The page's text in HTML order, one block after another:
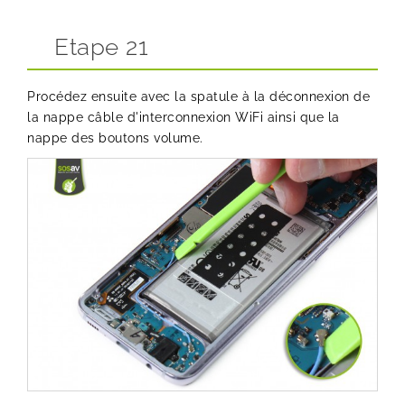
Etape 21
Procédez ensuite avec la spatule à la déconnexion de
la nappe câble d'interconnexion WiFi ainsi que la
nappe des boutons volume.